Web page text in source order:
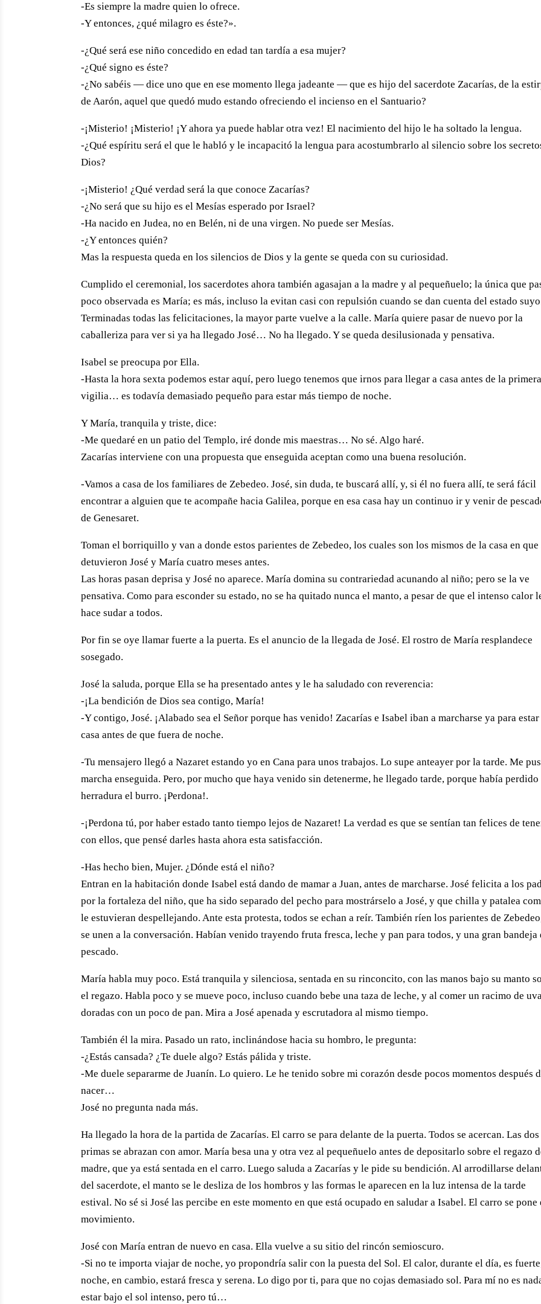
-Es siempre la madre quien lo ofrece.
-Y entonces, ¿qué milagro es éste?».
-¿Qué será ese niño concedido en edad tan tardía a esa mujer?
-¿Qué signo es éste?
-¿No sabéis — dice uno que en ese momento llega jadeante — que es hijo del sacerdote Zacarías, de la
de Aarón, aquel que quedó mudo estando ofreciendo el incienso en el Santuario?
-¡Misterio! ¡Misterio! ¡Y ahora ya puede hablar otra vez! El nacimiento del hijo le ha soltado la lengua.
-¿Qué espíritu será el que le habló y le incapacitó la lengua para acostumbrarlo al silencio sobre los
Dios?
-¡Misterio! ¿Qué verdad será la que conoce Zacarías?
-¿No será que su hijo es el Mesías esperado por Israel?
-Ha nacido en Judea, no en Belén, ni de una virgen. No puede ser Mesías.
-¿Y entonces quién?
Mas la respuesta queda en los silencios de Dios y la gente se queda con su curiosidad.
Cumplido el ceremonial, los sacerdotes ahora también agasajan a la madre y al pequeñuelo; la única que
poco observada es María; es más, incluso la evitan casi con repulsión cuando se dan cuenta del estado
Terminadas todas las felicitaciones, la mayor parte vuelve a la calle. María quiere pasar de nuevo por la
caballeriza para ver si ya ha llegado José… No ha llegado. Y se queda desilusionada y pensativa.
Isabel se preocupa por Ella.
-Hasta la hora sexta podemos estar aquí, pero luego tenemos que irnos para llegar a casa antes de la primera
vigilia… es todavía demasiado pequeño para estar más tiempo de noche.
Y María, tranquila y triste, dice:
-Me quedaré en un patio del Templo, iré donde mis maestras… No sé. Algo haré.
Zacarías interviene con una propuesta que enseguida aceptan como una buena resolución.
-Vamos a casa de los familiares de Zebedeo. José, sin duda, te buscará allí, y, si él no fuera allí, te será fácil
encontrar a alguien que te acompañe hacia Galilea, porque en esa casa hay un continuo ir y venir de
de Genesaret.
Toman el borriquillo y van a donde estos parientes de Zebedeo, los cuales son los mismos de la casa en que
detuvieron José y María cuatro meses antes.
Las horas pasan deprisa y José no aparece. María domina su contrariedad acunando al niño; pero se la ve
pensativa. Como para esconder su estado, no se ha quitado nunca el manto, a pesar de que el intenso calor
hace sudar a todos.
Por fin se oye llamar fuerte a la puerta. Es el anuncio de la llegada de José. El rostro de María resplandece
sosegado.
José la saluda, porque Ella se ha presentado antes y le ha saludado con reverencia:
-¡La bendición de Dios sea contigo, María!
-Y contigo, José. ¡Alabado sea el Señor porque has venido! Zacarías e Isabel iban a marcharse ya para estar
casa antes de que fuera de noche.
-Tu mensajero llegó a Nazaret estando yo en Cana para unos trabajos. Lo supe anteayer por la tarde. Me
marcha enseguida. Pero, por mucho que haya venido sin detenerme, he llegado tarde, porque había perdido
herradura el burro. ¡Perdona!.
-¡Perdona tú, por haber estado tanto tiempo lejos de Nazaret! La verdad es que se sentían tan felices de
con ellos, que pensé darles hasta ahora esta satisfacción.
-Has hecho bien, Mujer. ¿Dónde está el niño?
Entran en la habitación donde Isabel está dando de mamar a Juan, antes de marcharse. José felicita a los
por la fortaleza del niño, que ha sido separado del pecho para mostrárselo a José, y que chilla y patalea
le estuvieran despellejando. Ante esta protesta, todos se echan a reír. También ríen los parientes de
se unen a la conversación. Habían venido trayendo fruta fresca, leche y pan para todos, y una gran bandeja
pescado.
María habla muy poco. Está tranquila y silenciosa, sentada en su rinconcito, con las manos bajo su manto
el regazo. Habla poco y se mueve poco, incluso cuando bebe una taza de leche, y al comer un racimo de
doradas con un poco de pan. Mira a José apenada y escrutadora al mismo tiempo.
También él la mira. Pasado un rato, inclinándose hacia su hombro, le pregunta:
-¿Estás cansada? ¿Te duele algo? Estás pálida y triste.
-Me duele separarme de Juanín. Lo quiero. Le he tenido sobre mi corazón desde pocos momentos después
nacer…
José no pregunta nada más.
Ha llegado la hora de la partida de Zacarías. El carro se para delante de la puerta. Todos se acercan. Las dos
primas se abrazan con amor. María besa una y otra vez al pequeñuelo antes de depositarlo sobre el regazo
madre, que ya está sentada en el carro. Luego saluda a Zacarías y le pide su bendición. Al arrodillarse
del sacerdote, el manto se le desliza de los hombros y las formas le aparecen en la luz intensa de la tarde
estival. No sé si José las percibe en este momento en que está ocupado en saludar a Isabel. El carro se pone
movimiento.
José con María entran de nuevo en casa. Ella vuelve a su sitio del rincón semioscuro.
-Si no te importa viajar de noche, yo propondría salir con la puesta del Sol. El calor, durante el día, es
noche, en cambio, estará fresca y serena. Lo digo por ti, para que no cojas demasiado sol. Para mí no es
estar bajo el sol intenso, pero tú…